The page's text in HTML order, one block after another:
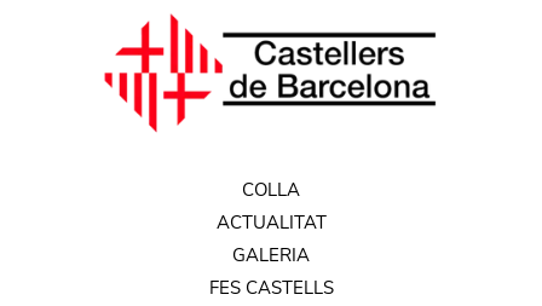
COLLA
ACTUALITAT
GALERIA
FES CASTELLS